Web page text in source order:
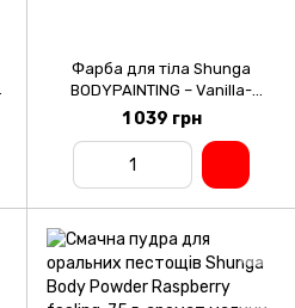
Фарба для тіла Shunga
BODYPAINTING – Vanilla-
Chocolate Temptation (100 мл)
без глютену та парабенів
1 039 грн